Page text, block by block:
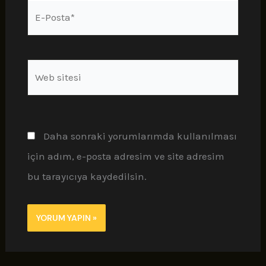
Daha sonraki yorumlarımda kullanılması
için adım, e-posta adresim ve site adresim
bu tarayıcıya kaydedilsin.